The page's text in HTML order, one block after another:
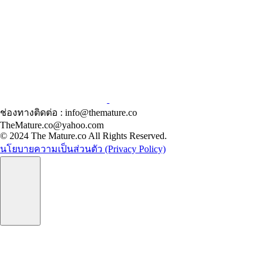
ช่องทางติดต่อ : info@themature.co
TheMature.co@yahoo.com
© 2024 The Mature.co All Rights Reserved.
นโยบายความเป็นส่วนตัว (Privacy Policy)